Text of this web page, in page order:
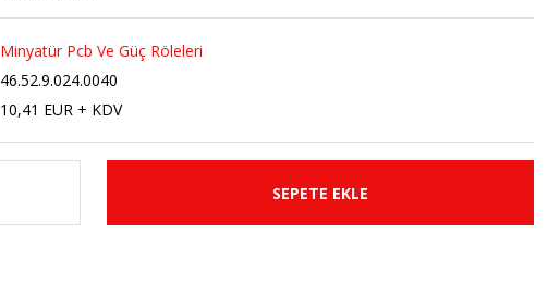
Minyatür Pcb Ve Güç Röleleri
46.52.9.024.0040
10,41 EUR + KDV
SEPETE EKLE